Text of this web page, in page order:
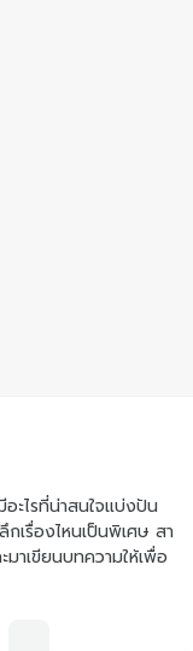
ะไรที่น่าสนใจแบ่งปัน
กเรื่องไหนเป็นพิเศษ สา
มาเขียนบทความให้เพื่อ